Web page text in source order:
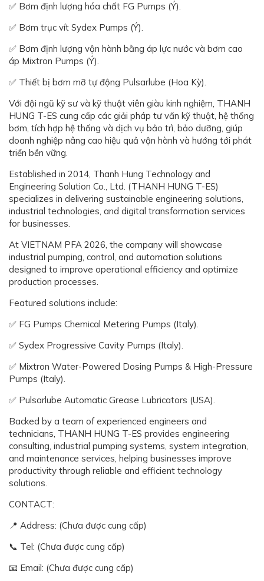
✅ Bơm định lượng hóa chất FG Pumps (Ý).
✅ Bơm trục vít Sydex Pumps (Ý).
✅ Bơm định lượng vận hành bằng áp lực nước và bơm cao
áp Mixtron Pumps (Ý).
✅ Thiết bị bơm mỡ tự động Pulsarlube (Hoa Kỳ).
Với đội ngũ kỹ sư và kỹ thuật viên giàu kinh nghiệm, THANH
HUNG T-ES cung cấp các giải pháp tư vấn kỹ thuật, hệ thống
bơm, tích hợp hệ thống và dịch vụ bảo trì, bảo dưỡng, giúp
doanh nghiệp nâng cao hiệu quả vận hành và hướng tới phát
triển bền vững.
Established in 2014, Thanh Hung Technology and
Engineering Solution Co., Ltd. (THANH HUNG T-ES)
specializes in delivering sustainable engineering solutions,
industrial technologies, and digital transformation services
for businesses.
At VIETNAM PFA 2026, the company will showcase
industrial pumping, control, and automation solutions
designed to improve operational efficiency and optimize
production processes.
Featured solutions include:
✅ FG Pumps Chemical Metering Pumps (Italy).
✅ Sydex Progressive Cavity Pumps (Italy).
✅ Mixtron Water-Powered Dosing Pumps & High-Pressure
Pumps (Italy).
✅ Pulsarlube Automatic Grease Lubricators (USA).
Backed by a team of experienced engineers and
technicians, THANH HUNG T-ES provides engineering
consulting, industrial pumping systems, system integration,
and maintenance services, helping businesses improve
productivity through reliable and efficient technology
solutions.
CONTACT:
📍 Address: (Chưa được cung cấp)
📞 Tel: (Chưa được cung cấp)
📧 Email: (Chưa được cung cấp)